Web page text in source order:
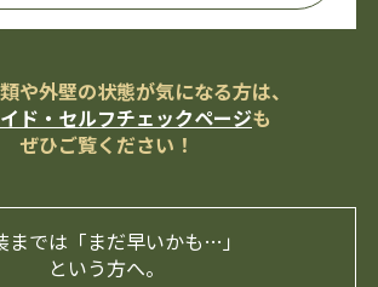
や外壁の状態が気になる方は、
ド・セルフチェックページも
ぜひご覧ください！
までは「まだ早いかも…」
という方へ。